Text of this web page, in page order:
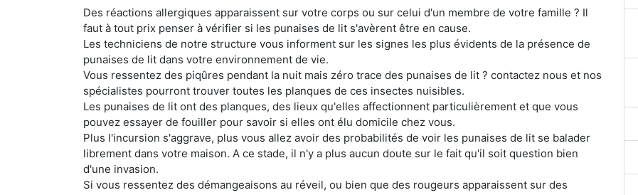
Des réactions allergiques apparaissent sur votre corps ou sur celui d'un membre de votre famille ? Il
faut à tout prix penser à vérifier si les punaises de lit s'avèrent être en cause.
Les techniciens de notre structure vous informent sur les signes les plus évidents de la présence de
punaises de lit dans votre environnement de vie.
Vous ressentez des piqûres pendant la nuit mais zéro trace des punaises de lit ? contactez nous et nos
spécialistes pourront trouver toutes les planques de ces insectes nuisibles.
Les punaises de lit ont des planques, des lieux qu'elles affectionnent particulièrement et que vous
pouvez essayer de fouiller pour savoir si elles ont élu domicile chez vous.
Plus l'incursion s'aggrave, plus vous allez avoir des probabilités de voir les punaises de lit se balader
librement dans votre maison. A ce stade, il n'y a plus aucun doute sur le fait qu'il soit question bien
d'une invasion.
Si vous ressentez des démangeaisons au réveil, ou bien que des rougeurs apparaissent sur des